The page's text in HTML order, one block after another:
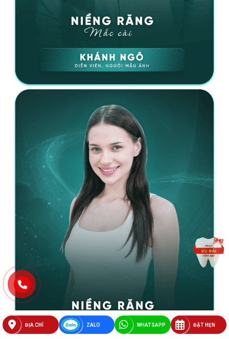
ĐỊA CHỈ ZALO WHATSAPP ĐẶT HẸN